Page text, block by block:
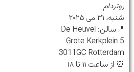
روتردام
شنبه، ۳۱ می ۲۰۲۵
📍سالن: De Heuvel
Grote Kerkplein 5
3011GC Rotterdam
⏰ از ساعت ۱۱ تا ۱۸